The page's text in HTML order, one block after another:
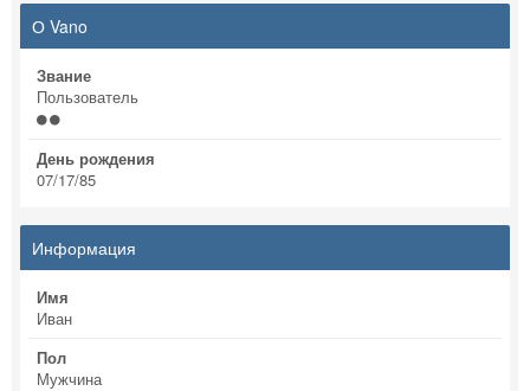
О Vano
Звание
Пользователь
День рождения
07/17/85
Информация
Имя
Иван
Пол
Мужчина